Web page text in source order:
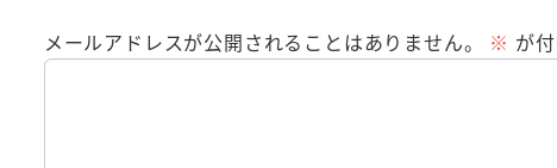
メールアドレスが公開されることはありません。 ※ が